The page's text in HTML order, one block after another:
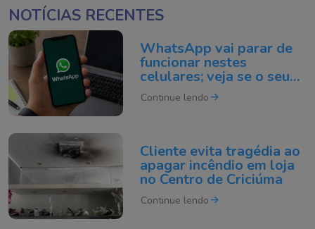
NOTÍCIAS RECENTES
WhatsApp vai parar de
funcionar nestes
celulares; veja se o seu
está na lista
Continue lendo
Cliente evita tragédia ao
apagar incêndio em loja
no Centro de Criciúma
Continue lendo